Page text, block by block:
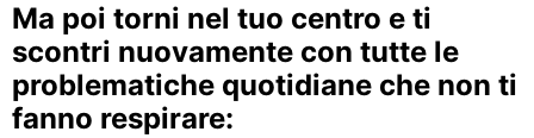
Ma poi torni nel tuo centro e ti
scontri nuovamente con tutte le
problematiche quotidiane che non ti
fanno respirare: